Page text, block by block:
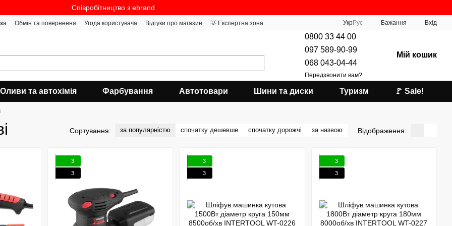
Співробітництво з ebrand
Обмін та повернення Угода користувача Відгуки про магазин 💡 Експертна зона УкрРус Бажання Вхід
0800 33 44 00
097 589-90-99
068 043-04-44
Передзвонити вам?
Мій кошик
Оливи та автохімія Фарбування Автотовари Шини та диски Туризм 🚩 Sale!
Сортування: за популярністю спочатку дешевше спочатку дорожчі за назвою Відображення:
3
3
3
3
3
3